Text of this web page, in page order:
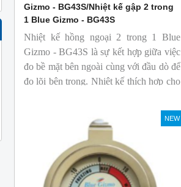
Gizmo - BG43S/Nhiệt kế gập 2 trong
1 Blue Gizmo - BG43S
Nhiệt kế hồng ngoại 2 trong 1 Blue
Gizmo - BG43S là sự kết hợp giữa việc
đo bề mặt bên ngoài cùng với đầu dò để
đo lõi bên trong. Nhiệt kế thích hợp cho
NEW